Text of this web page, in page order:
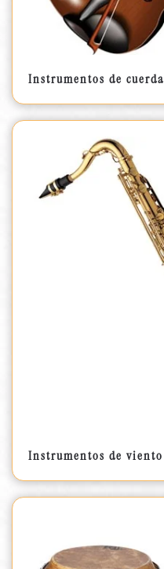
Instrumentos de cuerda
Instrumentos de viento